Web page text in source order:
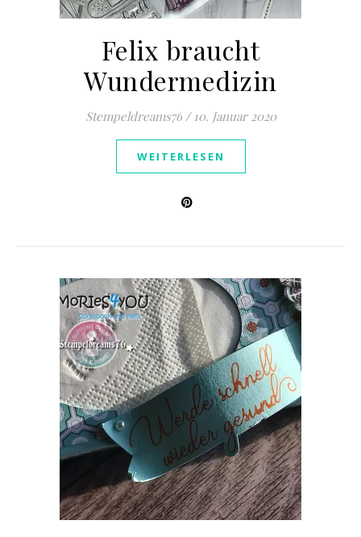
Felix braucht
Wundermedizin
Stempeldreams76 / 10. Januar 2020
WEITERLESEN